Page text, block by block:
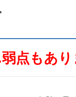
点もあり